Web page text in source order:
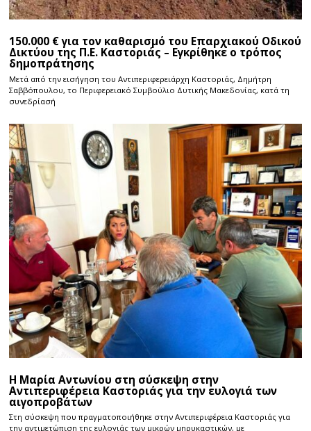
150.000 € για τον καθαρισμό του Επαρχιακού Οδικού
Δικτύου της Π.Ε. Καστοριάς – Εγκρίθηκε ο τρόπος
δημοπράτησης
Μετά από την εισήγηση του Αντιπεριφερειάρχη Καστοριάς, Δημήτρη
Σαββόπουλου, το Περιφερειακό Συμβούλιο Δυτικής Μακεδονίας, κατά τη
συνεδρίασή
Η Μαρία Αντωνίου στη σύσκεψη στην
Αντιπεριφέρεια Καστοριάς για την ευλογιά των
αιγοπροβάτων
Στη σύσκεψη που πραγματοποιήθηκε στην Αντιπεριφέρεια Καστοριάς για
την αντιμετώπιση της ευλογιάς των μικρών μηρυκαστικών, με